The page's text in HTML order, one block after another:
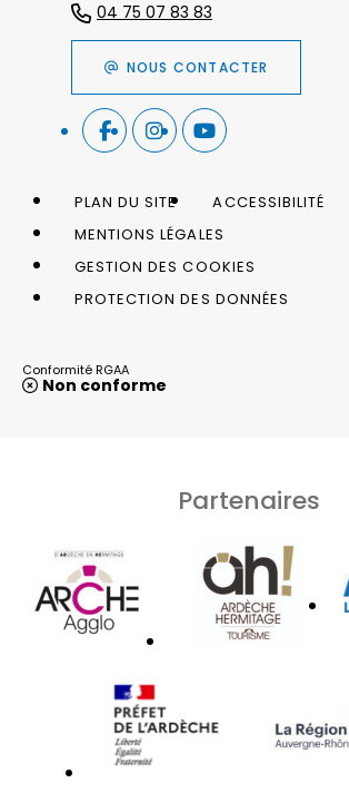
04 75 07 83 83
NOUS CONTACTER
PLAN DU SITE
ACCESSIBILITÉ
MENTIONS LÉGALES
GESTION DES COOKIES
PROTECTION DES DONNÉES
Conformité RGAA
Non conforme
Partenaires